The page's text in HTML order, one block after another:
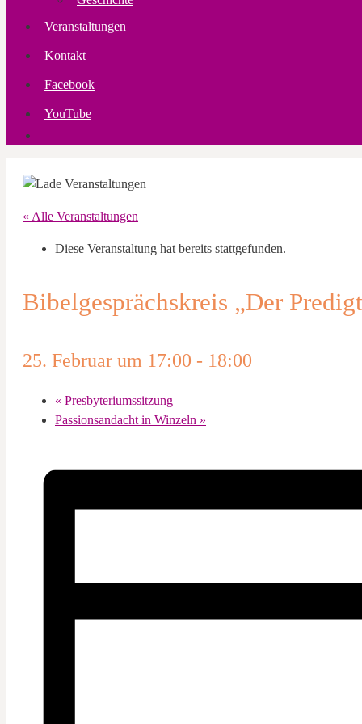
Veranstaltungen
Kontakt
Facebook
YouTube
« Alle Veranstaltungen
Diese Veranstaltung hat bereits stattgefunden.
Bibelgesprächskreis „Der
25. Februar um 17:00 - 18:00
« Presbyteriumssitzung
Passionsandacht in Winzeln »